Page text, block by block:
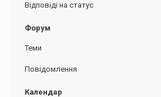
Відповіді на статус
Форум
Теми
Повідомлення
Календар